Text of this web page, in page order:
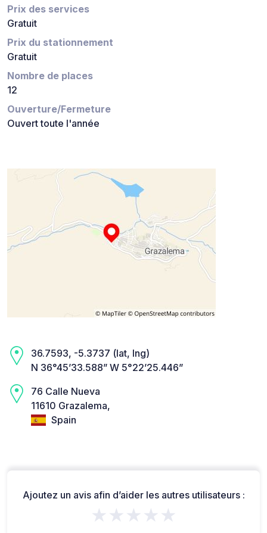
Prix des services
Gratuit
Prix du stationnement
Gratuit
Nombre de places
12
Ouverture/Fermeture
Ouvert toute l'année
36.7593, -5.3737 (lat, lng)
N 36°45’33.588” W 5°22’25.446”
76 Calle Nueva
11610 Grazalema,
Spain
Ajoutez un avis afin d’aider les autres utilisateurs :
★★★★★